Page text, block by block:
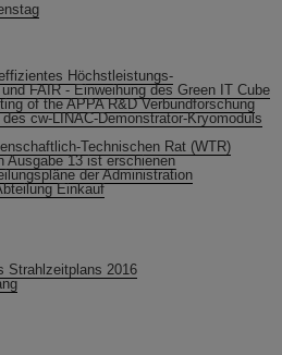
Höchstleistungs-
FAIR - Einweihung des Green IT Cube
of the APPA R&D Verbundforschung
cw-LINAC-Demonstrator-Kryomoduls
Technischen Rat (WTR)
Ausgabe 13 ist erschienen
der Administration
Einkauf
Strahlzeitplans 2016